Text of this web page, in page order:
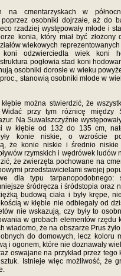
na cmentarzyskach w
osobniki dojrzałe, aż do
rzadziej występowały młode i
konia, który miał być
wiekowych
odzwierciedla wiek koni
pogłowia stad koni
osobniki dorosłe w wieku
stanowią osobniki młode w
można stwierdzić, że
przy tym różnicę między
Na Suwalszczyźnie
w kłębie od 132 do 135 cm,
konie niskie, o wzroście
że konie niskie i średnio
rzymskich i wędrówek ludów
że zwierzęta pochowane na
przedstawicielami swojej
dla typu tarpanopodobnego:
śródręcza i śródstopia oraz
budową ciała i były krępe,
w kłębie nie odbiegały od
nie wskazują, czy były to
w grobach elementów rzędu
wiadomo, że na obszarze Prus
do domowych, lecz koloru
i ogonem, które nie doznawały
oswajane na przykład przez tego
Istnieje więc możliwość, że